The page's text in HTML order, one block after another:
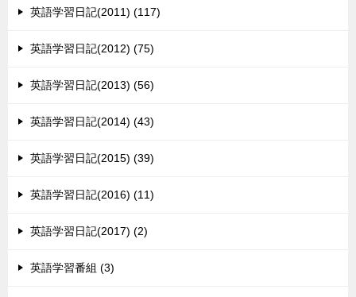
英語学習日記(2011) (117)
英語学習日記(2012) (75)
英語学習日記(2013) (56)
英語学習日記(2014) (43)
英語学習日記(2015) (39)
英語学習日記(2016) (11)
英語学習日記(2017) (2)
英語学習番組 (3)